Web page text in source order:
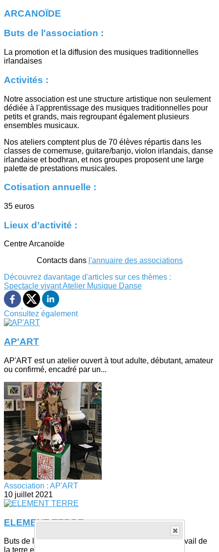
ARCANOÏDE
Buts de l'association :
La promotion et la diffusion des musiques traditionnelles
irlandaises
Activités :
Notre association est une structure artistique non seulement
dédiée à l'apprentissage des musiques traditionnelles pour
petits et grands, mais regroupant également plusieurs
ensembles musicaux.
Nos ateliers comptent plus de 70 élèves répartis dans les
classes de cornemuse, guitare/banjo, violon irlandais, danse
irlandaise et bodhran, et nos groupes proposent une large
palette de prestations musicales.
Cotisation annuelle :
35 euros
Lieux d’activité :
Centre Arcanoïde
Contacts dans l'annuaire des associations
Découvrez davantage d'articles sur ces thèmes :
Spectacle vivantAtelier Musique Danse
Consultez également
AP'ART
AP'ART est un atelier ouvert à tout adulte, débutant, amateur
ou confirmé, encadré par un...
Association : AP'ART
10 juillet 2021
ELEMENT TERRE
Buts de l'association :Découvrir ou approfondir le travail de
la terre et de la céramiqueLa...